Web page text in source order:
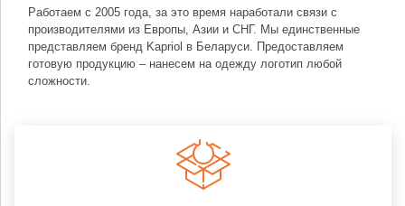
Работаем с 2005 года, за это время наработали связи с
производителями из Европы, Азии и СНГ. Мы единственные
представляем бренд Kapriol в Беларуси. Предоставляем
готовую продукцию – нанесем на одежду логотип любой
сложности.